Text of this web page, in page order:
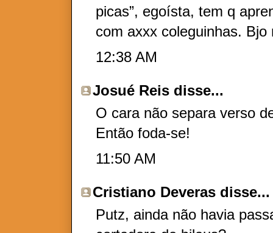
picas”, egoísta, tem q
com axxx coleguinhas. Bjo
12:38 AM
Josué Reis disse...
O cara não separa verso
Então foda-se!
11:50 AM
Cristiano Deveras disse...
Putz, ainda não havia